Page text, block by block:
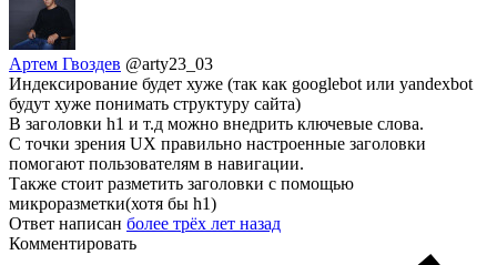
Артем Гвоздев @arty23_03
Индексирование будет хуже (так как googlebot или yandexbot
будут хуже понимать структуру сайта)
В заголовки h1 и т.д можно внедрить ключевые слова.
С точки зрения UX правильно настроенные заголовки
помогают пользователям в навигации.
Также стоит разметить заголовки с помощью
микроразметки(хотя бы h1)
Ответ написан более трёх лет назад
Комментировать